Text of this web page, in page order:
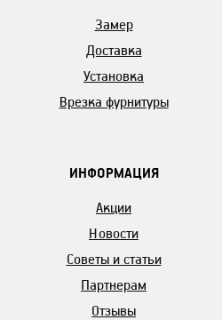
Замер
Доставка
Установка
Врезка фурнитуры
ИНФОРМАЦИЯ
Акции
Новости
Советы и статьи
Партнерам
Отзывы